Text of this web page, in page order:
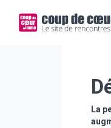
La